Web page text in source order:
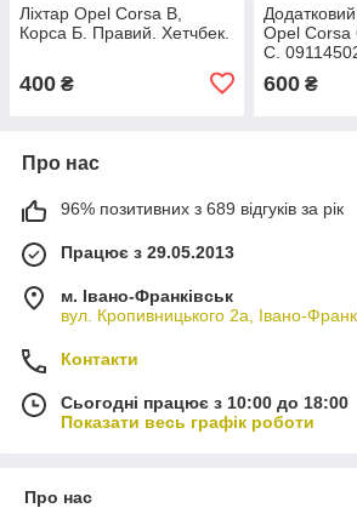
Ліхтар Opel Corsa B,
Корса Б. Правий. Хетчбек.
400 ₴
Opel Corsa
C.
600₴
Про нас
96% позитивних з 689 відгуків за рік
Працює з 29.05.2013
м. Івано-Франківськ
вул. Кропивницького 2а, Івано-
Контакти
Сьогодні працює з 10:00 до 18:00
Показати весь графік роботи
Про нас